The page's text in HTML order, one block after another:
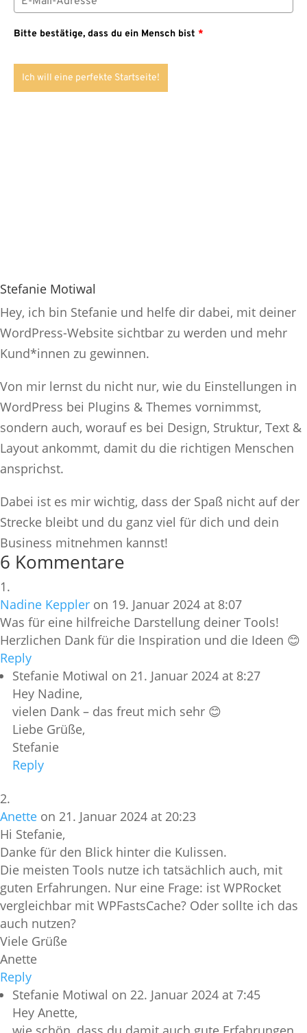
Bitte bestätige, dass du ein Mensch bist *
Ich will eine perfekte Startseite!
Stefanie Motiwal
Hey, ich bin Stefanie und helfe dir dabei, mit deiner
WordPress-Website sichtbar zu werden und mehr
Kund*innen zu gewinnen.
Von mir lernst du nicht nur, wie du Einstellungen in
WordPress bei Plugins & Themes vornimmst,
sondern auch, worauf es bei Design, Struktur, Text &
Layout ankommt, damit du die richtigen Menschen
ansprichst.
Dabei ist es mir wichtig, dass der Spaß nicht auf der
Strecke bleibt und du ganz viel für dich und dein
Business mitnehmen kannst!
6 Kommentare
Nadine Keppler on 19. Januar 2024 at 8:07
Was für eine hilfreiche Darstellung deiner Tools!
Herzlichen Dank für die Inspiration und die Ideen 😊
Reply
Stefanie Motiwal on 21. Januar 2024 at 8:27
Hey Nadine,
vielen Dank – das freut mich sehr 😊
Liebe Grüße,
Stefanie
Reply
Anette on 21. Januar 2024 at 20:23
Hi Stefanie,
Danke für den Blick hinter die Kulissen.
Die meisten Tools nutze ich tatsächlich auch, mit
guten Erfahrungen. Nur eine Frage: ist WPRocket
vergleichbar mit WPFastsCache? Oder sollte ich das
auch nutzen?
Viele Grüße
Anette
Reply
Stefanie Motiwal on 22. Januar 2024 at 7:45
Hey Anette,